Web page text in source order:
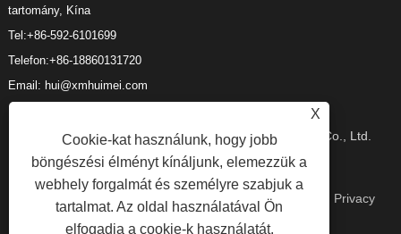
tartomány, Kína
Tel:+86-592-6101699
Telefon:+86-18860131720
Email: hui@xmhuimei.com
Copyright © 2024 Xiamen Huimei Industry and Trade Co., Ltd.
Minden jog fenntartva. Linkek Sitemap RSS Privacy
X
Cookie-kat használunk, hogy jobb
böngészési élményt kínáljunk, elemezzük a
webhely forgalmát és személyre szabjuk a
tartalmat. Az oldal használatával Ön
elfogadja a cookie-k használatát.